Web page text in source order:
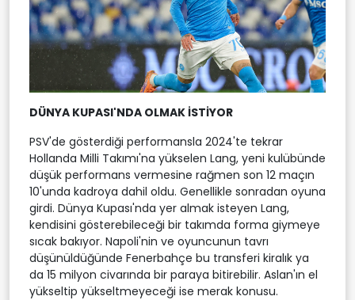
DÜNYA KUPASI'NDA OLMAK İSTİYOR
PSV'de gösterdiği performansla 2024'te tekrar
Hollanda Milli Takımı'na yükselen Lang, yeni kulübünde
düşük performans vermesine rağmen son 12 maçın
10'unda kadroya dahil oldu. Genellikle sonradan oyuna
girdi. Dünya Kupası'nda yer almak isteyen Lang,
kendisini gösterebileceği bir takımda forma giymeye
sıcak bakıyor. Napoli'nin ve oyuncunun tavrı
düşünüldüğünde Fenerbahçe bu transferi kiralık ya
da 15 milyon civarında bir paraya bitirebilir. Aslan'ın el
yükseltip yükseltmeyeceği ise merak konusu.